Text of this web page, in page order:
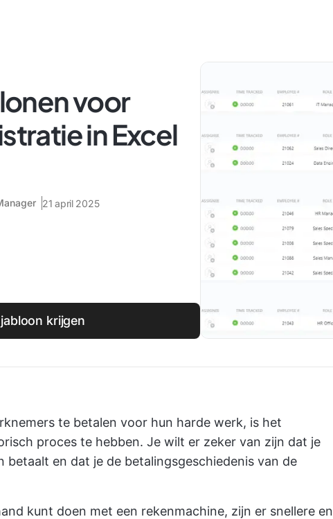
voor
in Excel
21 april 2025
krijgen
te betalen voor hun harde werk, is het
proces te hebben. Je wilt er zeker van zijn dat je
betaalt en dat je de betalingsgeschiedenis van de
kunt doen met een rekenmachine, zijn er snellere en